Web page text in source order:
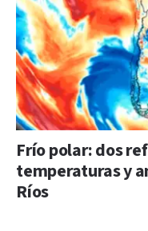
Frío polar: dos
temperaturas y
Ríos